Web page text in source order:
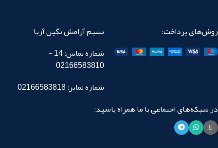
روش‌های پرداخت:
نسیم آرامش نگین آریا
شماره تماس: 14 -
02166583810
شماره نمابر: 02166583818
در شبکه‌های اجتماعی با ما همراه باشید: